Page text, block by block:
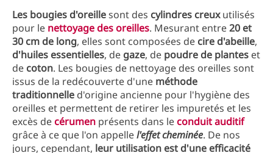
Les bougies d'oreillesont des cylindres creuxutilisés
pour le nettoyage des oreilles. Mesurant entre20 et
30 cm de long, elles sont composées de cire d'abeille,
d'huiles essentielles, de gaze, de poudre de plantes et
de coton. Les bougies de nettoyage des oreilles sont
issus de la redécouverte d'une méthode
traditionnelle d'origine ancienne pour l'hygiène des
oreilles et permettent de retirer les impuretés et les
excès decérumen présents dans leconduit auditif
grâce à ce que l'on appellel'effet cheminée. De nos
jours, cependant, leur utilisation est d'une efficacité